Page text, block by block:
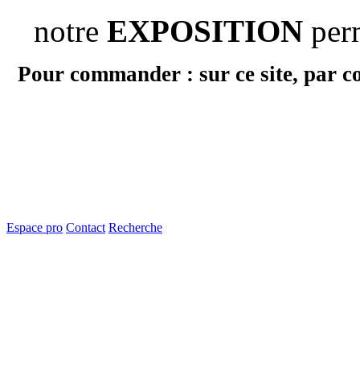
notre EXPOSITION
Pour commander : sur ce site, par
Espace pro Contact Recherche